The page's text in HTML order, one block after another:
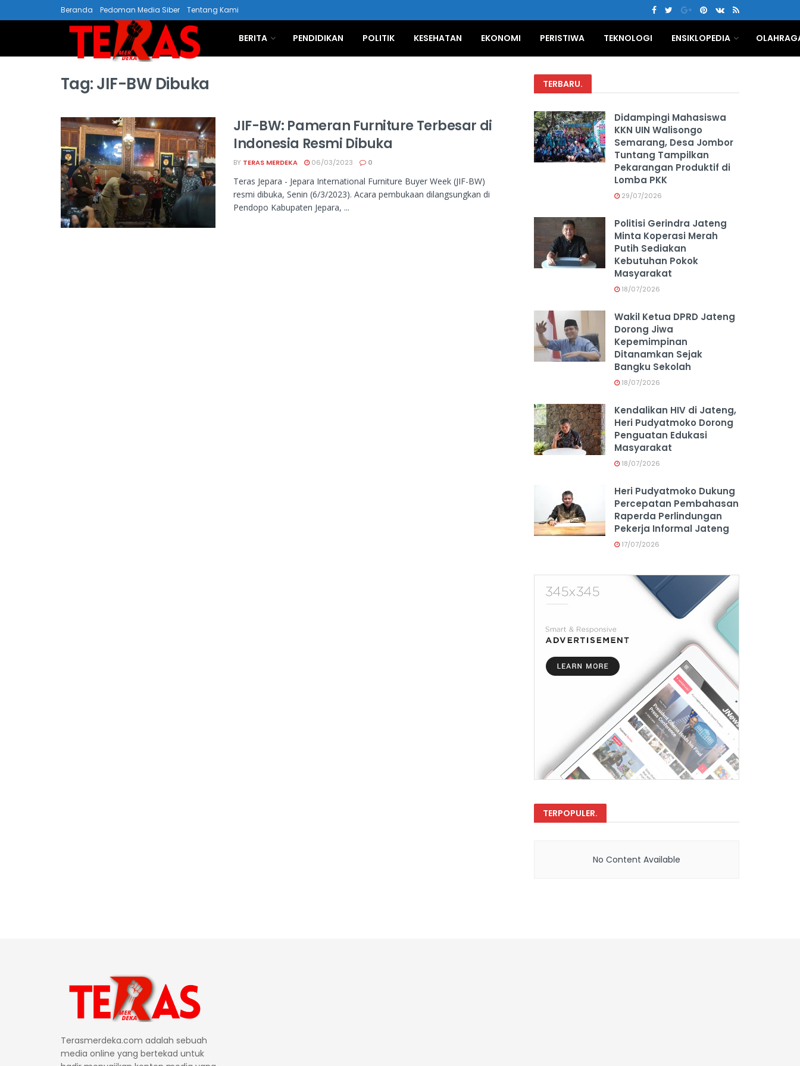
Beranda Pedoman Media Siber Tentang Kami
BERITA PENDIDIKAN POLITIK KESEHATAN EKONOMI PERISTIWA TEKNOLOGI ENSIKLOPEDIA
Tag:JIF-BW Dibuka
JIF-BW: Pameran Furniture Terbesar di
Indonesia Resmi Dibuka
BY TERAS MERDEKA 06/03/2023 0
Teras Jepara - Jepara International Furniture Buyer Week (JIF-BW)
resmi dibuka, Senin (6/3/2023). Acara pembukaan dilangsungkan di
Pendopo Kabupaten Jepara, ...
TERBARU.
Didampingi Mahasiswa
KKN UIN Walisongo
Semarang, Desa Jombor
Tuntang Tampilkan
Pekarangan Produktif di
Lomba PKK
29/07/2026
Politisi Gerindra Jateng
Minta Koperasi Merah
Putih Sediakan
Kebutuhan Pokok
Masyarakat
18/07/2026
Wakil Ketua DPRD Jateng
Dorong Jiwa
Kepemimpinan
Ditanamkan Sejak
Bangku Sekolah
18/07/2026
Kendalikan HIV di Jateng,
Heri Pudyatmoko Dorong
Penguatan Edukasi
Masyarakat
18/07/2026
Heri Pudyatmoko Dukung
Percepatan Pembahasan
Raperda Perlindungan
Pekerja Informal Jateng
17/07/2026
TERPOPULER.
No Content Available
Terasmerdeka.com adalah sebuah
media online yang bertekad untuk